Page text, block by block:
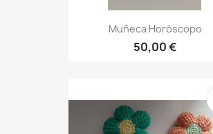
Muñeca Horóscopo
50,00 €